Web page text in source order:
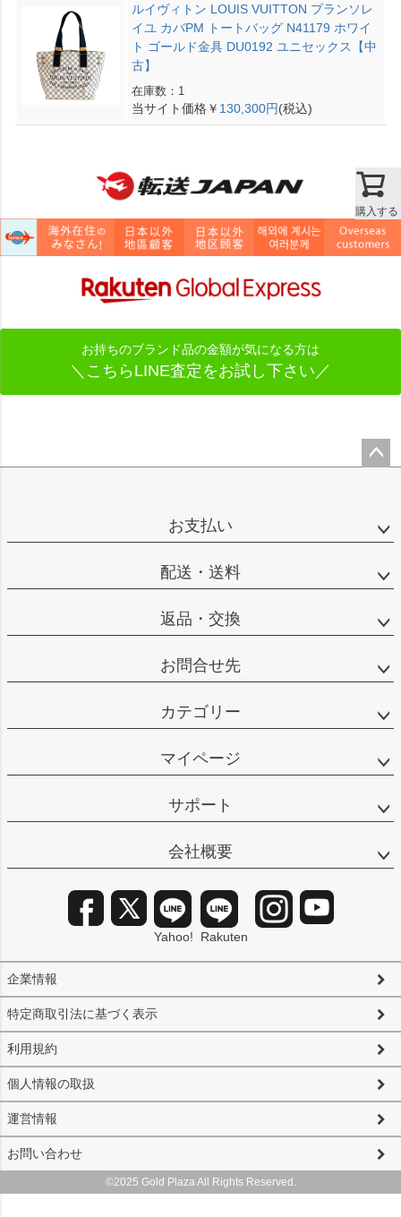
購入する
ルイヴィトン LOUIS VUITTON プランソレ
イユ カバPM トートバッグ N41179 ホワイ
ト ゴールド金具 DU0192 ユニセックス【中
古】
在庫数：1
当サイト価格￥ 130,300円(税込)
お持ちのブランド品の金額が気になる方は
＼こちらLINE査定をお試し下さい／
お支払い
配送・送料
返品・交換
お問合せ先
カテゴリー
マイページ
サポート
会社概要
企業情報
特定商取引法に基づく表示
利用規約
個人情報の取扱
運営情報
お問い合わせ
Yahoo! Rakuten
©2025 Gold Plaza All Rights Reserved.